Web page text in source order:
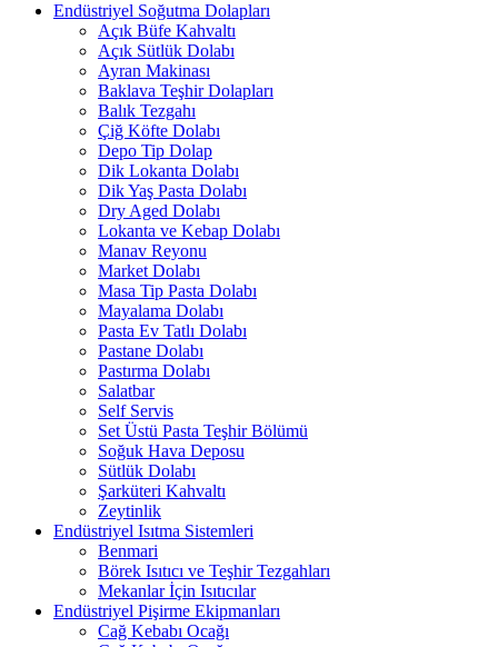
Endüstriyel Soğutma Dolapları
Açık Büfe Kahvaltı
Açık Sütlük Dolabı
Ayran Makinası
Baklava Teşhir Dolapları
Balık Tezgahı
Çiğ Köfte Dolabı
Depo Tip Dolap
Dik Lokanta Dolabı
Dik Yaş Pasta Dolabı
Dry Aged Dolabı
Lokanta ve Kebap Dolabı
Manav Reyonu
Market Dolabı
Masa Tip Pasta Dolabı
Mayalama Dolabı
Pasta Ev Tatlı Dolabı
Pastane Dolabı
Pastırma Dolabı
Salatbar
Self Servis
Set Üstü Pasta Teşhir Bölümü
Soğuk Hava Deposu
Sütlük Dolabı
Şarküteri Kahvaltı
Zeytinlik
Endüstriyel Isıtma Sistemleri
Benmari
Börek Isıtıcı ve Teşhir Tezgahları
Mekanlar İçin Isıtıcılar
Endüstriyel Pişirme Ekipmanları
Cağ Kebabı Ocağı